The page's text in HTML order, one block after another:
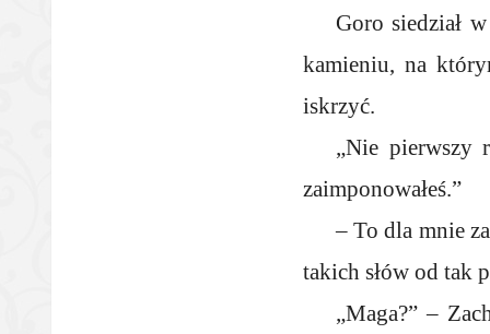
Goro siedział
kamieniu, na
iskrzyć.
„Nie pierwszy
zaimponowałeś.”
– To dla mnie
takich słów od tak
„Maga?” –